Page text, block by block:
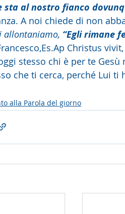
sta al nostro fianco
A noi chiede di non
allontaniamo, “Egli rimane
Christus
stesso chi è per te
che ti cerca, perché Lui ti
alla Parola del giorno